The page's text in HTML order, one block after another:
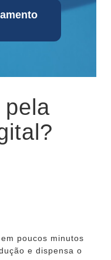
pela
poucos minutos
e dispensa o